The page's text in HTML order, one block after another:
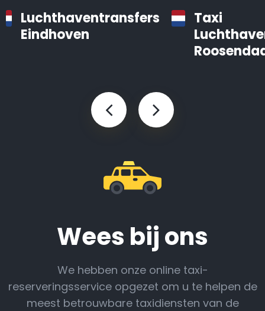
Luchthaventransfers
Eindhoven
Taxi
Wees bij ons
We hebben onze online taxi-
reserveringsservice opgezet om u te helpen de
meest betrouwbare taxidiensten van de